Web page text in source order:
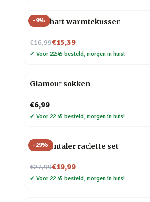
-9%
Rood hart warmtekussen
€16,99
Nu voor€15,39
✔ Voor 22:45 besteld, morgen in huis!
Glamour sokken
€6,99
✔ Voor 22:45 besteld, morgen in huis!
-29%
Emmentaler raclette set
€27,99
Nu voor€19,99
✔ Voor 22:45 besteld, morgen in huis!